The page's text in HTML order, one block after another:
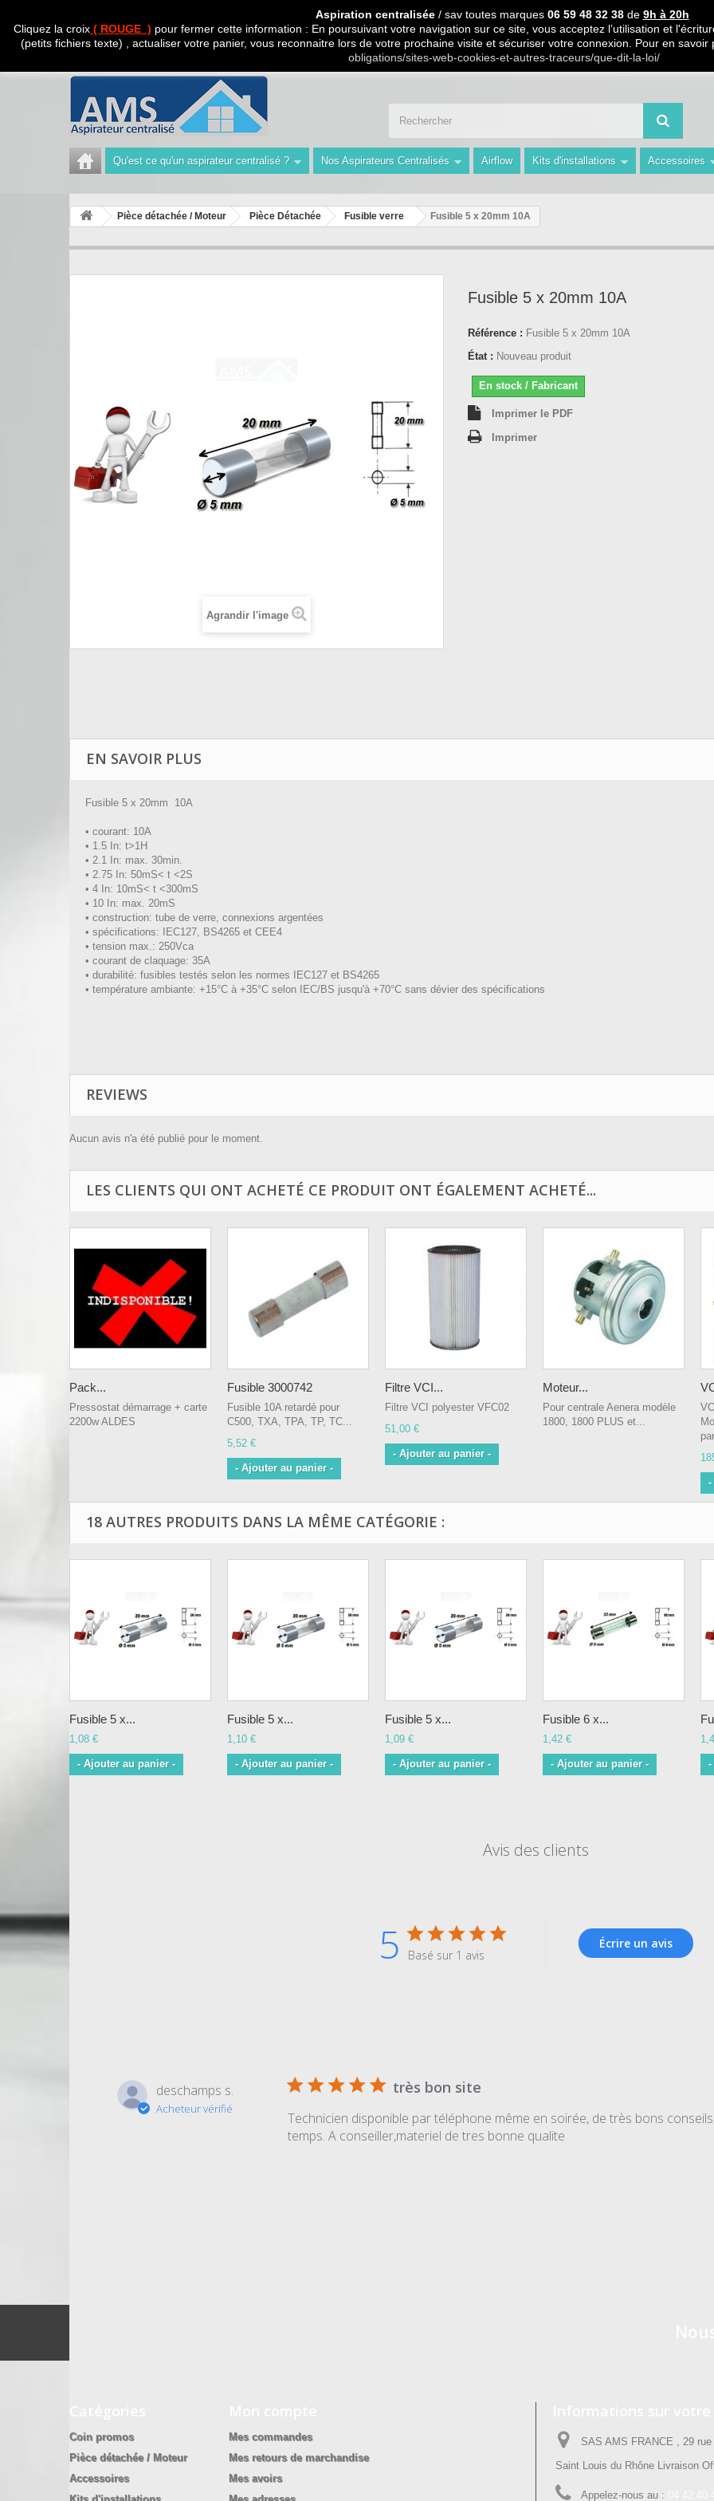
Aspiration centralisée/ sav toutes marques06 59 48 32 38de 9h à 20h
Cliquez la croix ( ROUGE ) pour fermer cette information : En poursuivant votre navigation sur ce site, vous acceptez l’utilisation et
(petits fichiers texte) , actualiser votre panier, vous reconnaitre lors de votre prochaine visite et sécuriser votre connexion. Pour en
obligations/sites-web-cookies-et-autres-traceurs/que-dit-la-loi/
CADEAU SURPRISE A PARTIR DE 99€ D ACHAT / Paiement en 3 X ou 4 X sans frais
Appelez-nous au :Tél : 04 42 40 47 93 | Technicien 06 59 48 32 38 de 9h à 20h " Les Prix du Web les Conseils en plus avec AMS
Qu'est ce qu'un aspirateur centralisé ? Nos Aspirateurs Centralisés Airflow Kits d'installations Accessoires
Pièce détachée / Moteur Pièce Détachée Fusible verre Fusible 5 x 20mm 10A
Agrandir l'image
Fusible 5 x 20mm 10A
Référence : Fusible 5 x 20mm 10A
État : Nouveau produit
En stock / Fabricant
Imprimer le PDF
Imprimer
EN SAVOIR PLUS
Fusible 5 x 20mm 10A
• courant: 10A
• 1.5 In: t>1H
• 2.1 In: max. 30min.
• 2.75 In: 50mS< t <2S
• 4 In: 10mS< t <300mS
• 10 In: max. 20mS
• construction: tube de verre, connexions argentées
• spécifications: IEC127, BS4265 et CEE4
• tension max.: 250Vca
• courant de claquage: 35A
• durabilité: fusibles testés selon les normes IEC127 et BS4265
• température ambiante: +15°C à +35°C selon IEC/BS jusqu'à +70°C sans dévier des spécifications
REVIEWS
Aucun avis n'a été publié pour le moment.
LES CLIENTS QUI ONT ACHETÉ CE PRODUIT ONT ÉGALEMENT ACHETÉ...
Pack...
Pressostat démarrage + carte
2200w ALDES
Fusible 3000742
Fusible 10A retardé pour
C500, TXA, TPA, TP, TC...
5,52 €
- Ajouter au panier -
Filtre VCI...
Filtre VCI polyester VFC02
51,00 €
- Ajouter au panier -
Moteur...
Pour centrale Aenera modèle
1800, 1800 PLUS et...
-
18 AUTRES PRODUITS DANS LA MÊME CATÉGORIE :
Fusible 5 x...
1,08 €
- Ajouter au panier -
Fusible 5 x...
1,10 €
- Ajouter au panier -
Fusible 5 x...
1,09 €
- Ajouter au panier -
Fusible 6 x...
1,42 €
- Ajouter au panier - -
Avis des clients
5 Basé sur 1 avis
Écrire un avis
deschamps s.
Acheteur vérifié
très bon site
Technicien disponible par téléphone même en soirée, de très bons
temps. A conseiller,materiel de tres bonne qualite
Coin promos
Pièce détachée / Moteur
Accessoires
Mes commandes
Mes retours de marchandise
Mes avoirs
SAS AMS FRANCE , 29
Saint Louis du Rhône Livraison
Appelez-nous au :